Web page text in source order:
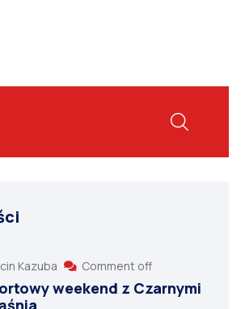
Kazuba Comment off
weekend z Czarnymi